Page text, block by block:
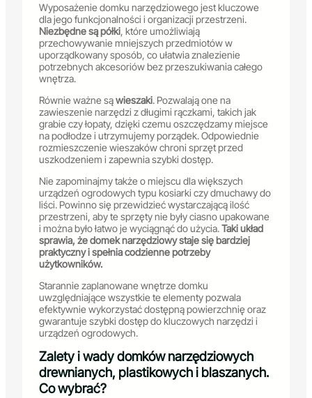
Wyposażenie domku narzędziowego jest kluczowe
dla jego funkcjonalności i organizacji przestrzeni.
Niezbędne są półki, które umożliwiają
przechowywanie mniejszych przedmiotów w
uporządkowany sposób, co ułatwia znalezienie
potrzebnych akcesoriów bez przeszukiwania całego
wnętrza.
Równie ważne sąwieszaki. Pozwalają one na
zawieszenie narzędzi z długimi rączkami, takich jak
grabie czy łopaty, dzięki czemu oszczędzamy miejsce
na podłodze i utrzymujemy porządek. Odpowiednie
rozmieszczenie wieszaków chroni sprzęt przed
uszkodzeniem i zapewnia szybki dostęp.
Nie zapominajmy także o miejscu dla większych
urządzeń ogrodowych typu kosiarki czy dmuchawy do
liści. Powinno się przewidzieć wystarczającą ilość
przestrzeni, aby te sprzęty nie były ciasno upakowane
i można było łatwo je wyciągnąć do użycia.Taki układ
sprawia, że domek narzędziowy staje się bardziej
praktyczny i spełnia codzienne potrzeby
użytkowników.
Starannie zaplanowane wnętrze domku
uwzględniające wszystkie te elementy pozwala
efektywnie wykorzystać dostępną powierzchnię oraz
gwarantuje szybki dostęp do kluczowych narzędzi i
urządzeń ogrodowych.
Zalety i wady domków narzędziowych
drewnianych, plastikowych i blaszanych.
Co wybrać?